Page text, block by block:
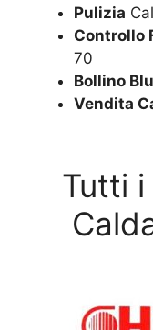
Pulizia
Controllo
70
Bollino Blu
Vendita
Tutti